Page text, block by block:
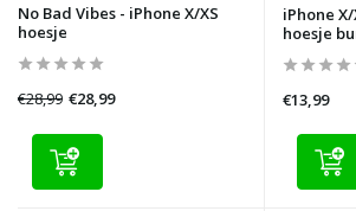
No Bad Vibes - iPhone X/XS
hoesje
€28,99 €28,99
iPhone
hoesje
€13,99